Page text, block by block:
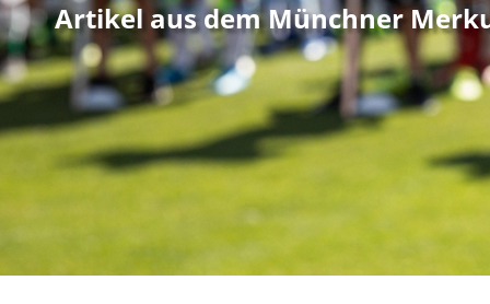
Artikel aus dem Münchner